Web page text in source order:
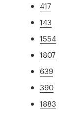
417
143
1554
1807
639
390
1883